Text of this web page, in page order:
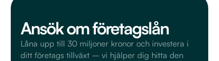
Ansök om företagslån
Låna upp till 30 miljoner kronor och investera i
ditt företags tillväxt – vi hjälper dig hitta den